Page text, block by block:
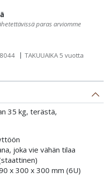
paras arviomme
TAKUUAIKA 5 vuotta
35 kg, terästä,
joka vie vähän tilaa
x 300 x 300 mm (6U)